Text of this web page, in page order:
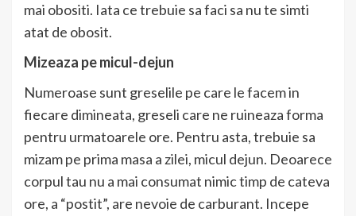
mai obositi. Iata ce trebuie sa faci sa nu te simti
atat de obosit.
Mizeaza pe micul-dejun
Numeroase sunt greselile pe care le facem in
fiecare dimineata, greseli care ne ruineaza forma
pentru urmatoarele ore. Pentru asta, trebuie sa
mizam pe prima masa a zilei, micul dejun. Deoarece
corpul tau nu a mai consumat nimic timp de cateva
ore, a “postit”, are nevoie de carburant. Incepe